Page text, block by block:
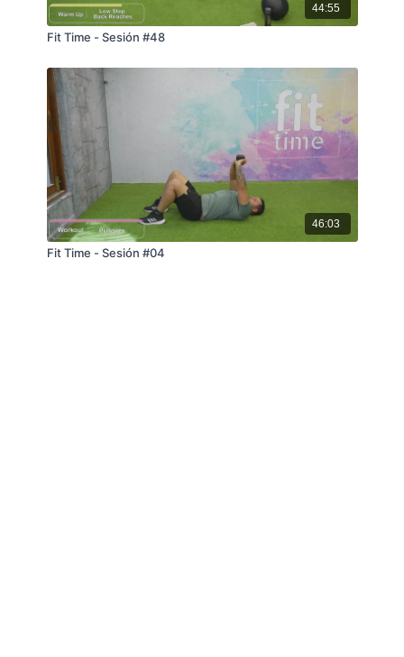
44:55
Fit Time - Sesión #48
46:03
Fit Time - Sesión #04